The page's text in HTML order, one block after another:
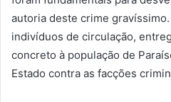
autoria deste crime
indivíduos de circulação,
concreto à população de
Estado contra as facções